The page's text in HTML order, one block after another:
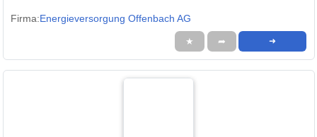
Firma:Energieversorgung Offenbach AG
★ ➦ ➜